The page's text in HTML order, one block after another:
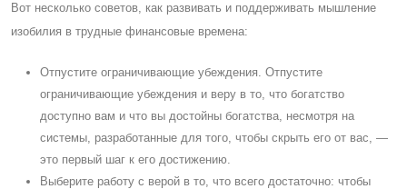
Вот несколько советов, как развивать и поддерживать мышление
изобилия в трудные финансовые времена:
Отпустите ограничивающие убеждения. Отпустите
ограничивающие убеждения и веру в то, что богатство
доступно вам и что вы достойны богатства, несмотря на
системы, разработанные для того, чтобы скрыть его от вас, —
это первый шаг к его достижению.
Выберите работу с верой в то, что всего достаточно: чтобы